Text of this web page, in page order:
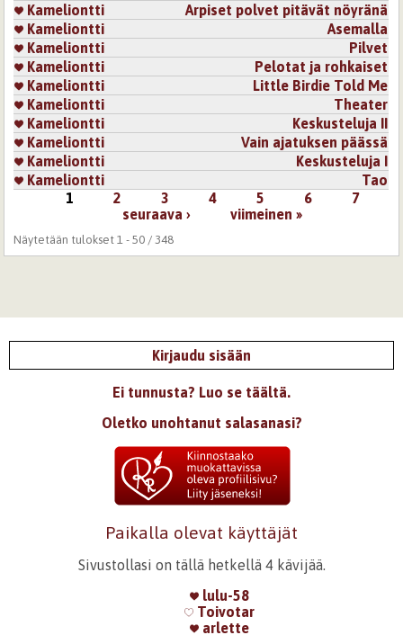
Kameliontti
Arpiset polvet pitävät nöyränä
Kameliontti
Asemalla
Kameliontti
Pilvet
Kameliontti
Pelotat ja rohkaiset
Kameliontti
Little Birdie Told Me
Kameliontti
Theater
Kameliontti
Keskusteluja II
Kameliontti
Vain ajatuksen päässä
Kameliontti
Keskusteluja I
Kameliontti
Tao
1 2 3 4 5 6
7
seuraava ›
viimeinen »
Näytetään tulokset 1 - 50 / 348
Kirjaudu sisään
Ei tunnusta? Luo se täältä.
Oletko unohtanut salasanasi?
Paikalla olevat käyttäjät
Sivustollasi on tällä hetkellä 4 kävijää.
lulu-58
Toivotar
arlette